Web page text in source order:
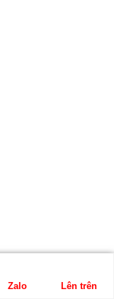
Zalo Lên trên